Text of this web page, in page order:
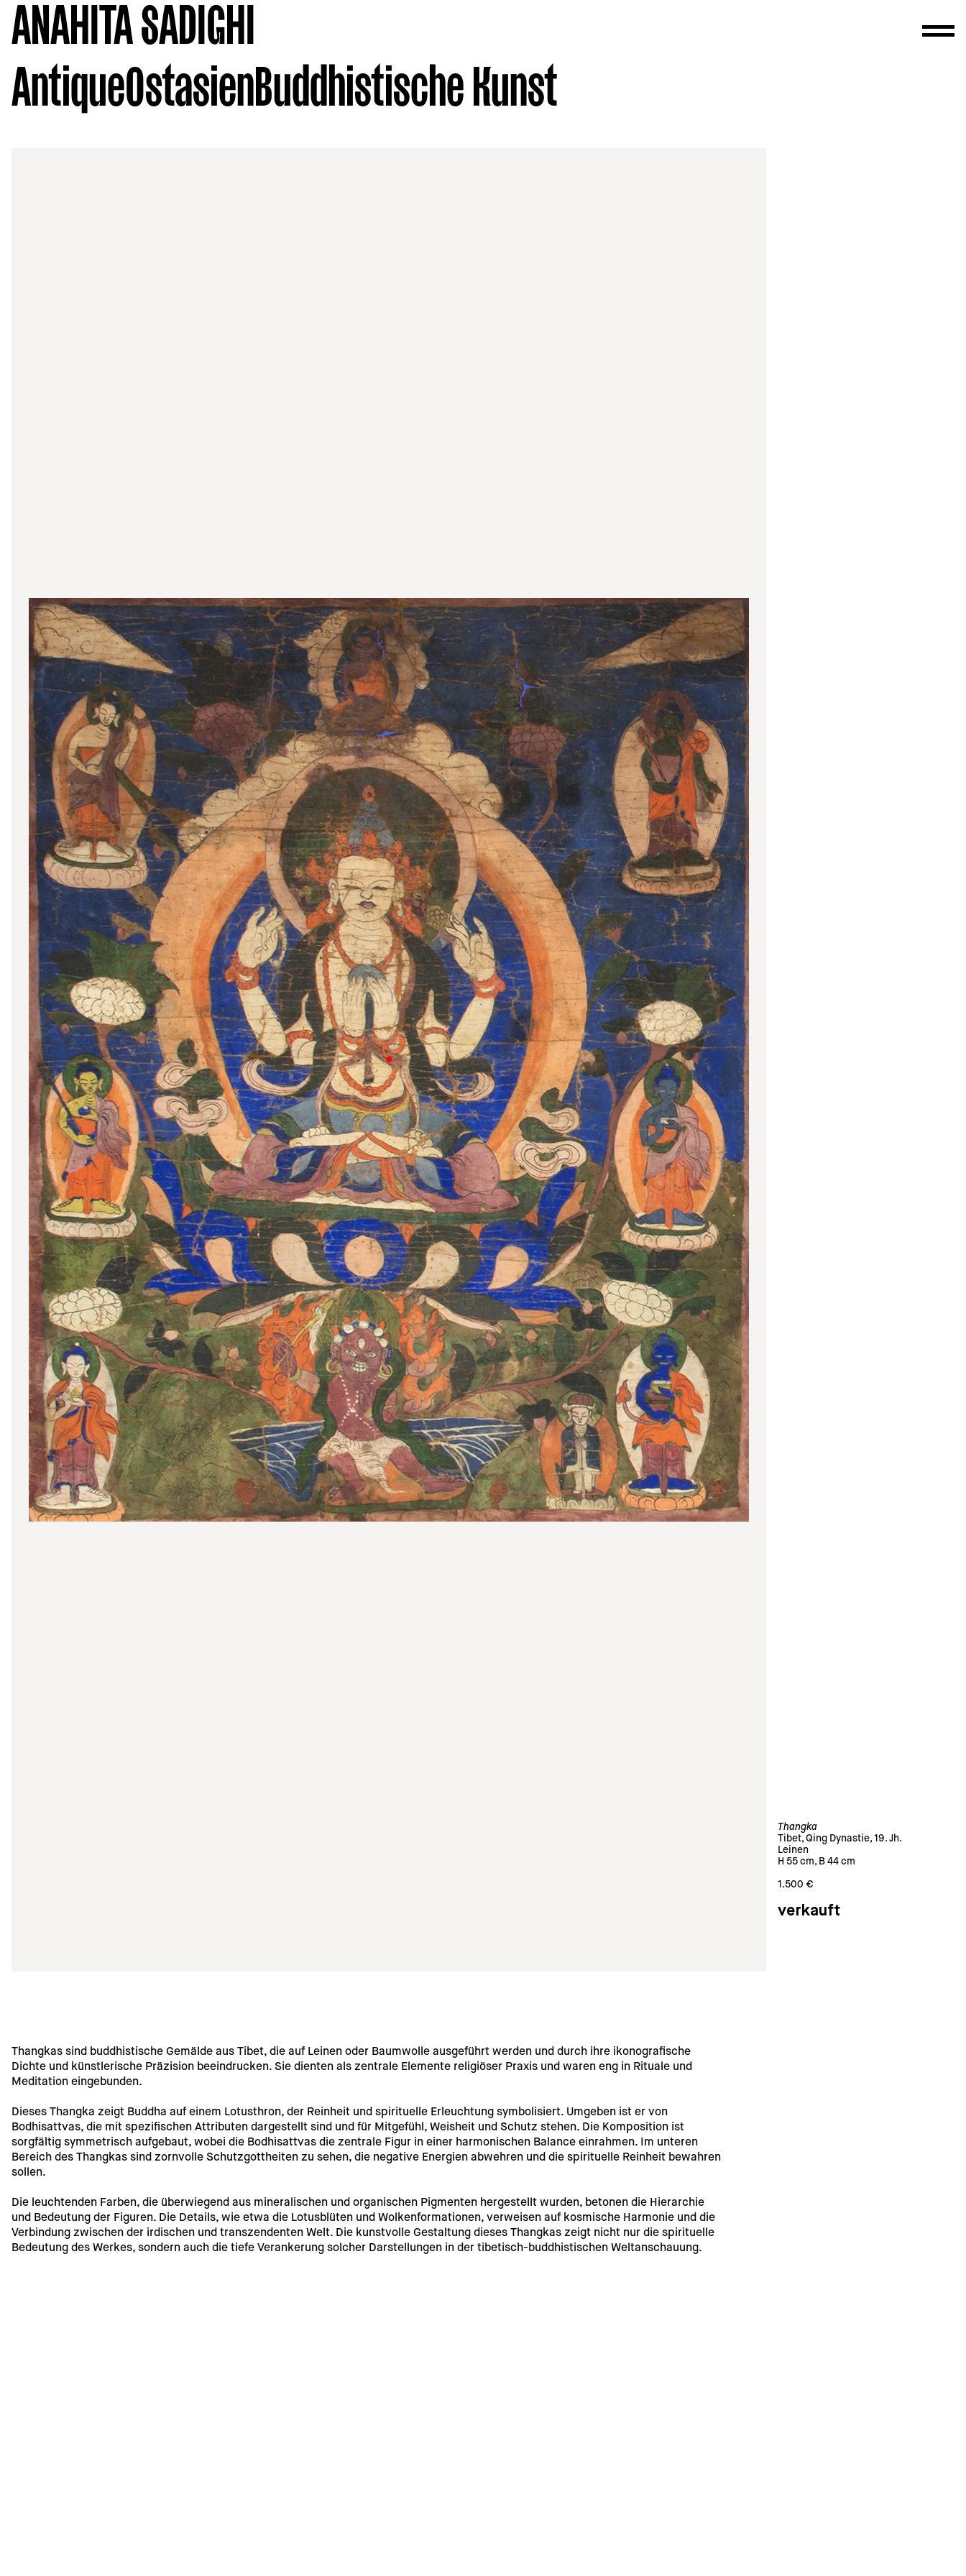
ANAHITA SADIGHI
AntiqueOstasienBuddhistische Kunst
Thangka
Tibet, Qing Dynastie, 19. Jh.
Leinen
H 55 cm, B 44 cm
1.500 €
verkauft
Thangkas sind buddhistische Gemälde aus Tibet, die auf Leinen oder Baumwolle ausgeführt werden und durch ihre ikonografische
Dichte und künstlerische Präzision beeindrucken. Sie dienten als zentrale Elemente religiöser Praxis und waren eng in Rituale und
Meditation eingebunden.
Dieses Thangka zeigt Buddha auf einem Lotusthron, der Reinheit und spirituelle Erleuchtung symbolisiert. Umgeben ist er von
Bodhisattvas, die mit spezifischen Attributen dargestellt sind und für Mitgefühl, Weisheit und Schutz stehen. Die Komposition ist
sorgfältig symmetrisch aufgebaut, wobei die Bodhisattvas die zentrale Figur in einer harmonischen Balance einrahmen. Im unteren
Bereich des Thangkas sind zornvolle Schutzgottheiten zu sehen, die negative Energien abwehren und die spirituelle Reinheit bewahren
sollen.
Die leuchtenden Farben, die überwiegend aus mineralischen und organischen Pigmenten hergestellt wurden, betonen die Hierarchie
und Bedeutung der Figuren. Die Details, wie etwa die Lotusblüten und Wolkenformationen, verweisen auf kosmische Harmonie und die
Verbindung zwischen der irdischen und transzendenten Welt. Die kunstvolle Gestaltung dieses Thangkas zeigt nicht nur die spirituelle
Bedeutung des Werkes, sondern auch die tiefe Verankerung solcher Darstellungen in der tibetisch-buddhistischen Weltanschauung.